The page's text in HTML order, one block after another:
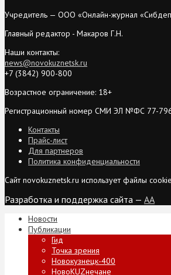
Учредитель — ООО «Онлайн-журнал
Главный редактор - Макаров Г.Н.
Наши контакты:
news@novokuznetsk.ru
+7 (3842) 900-800
Возрастное ограничение: 18+
Регистрационный номер СМИ ЭЛ №ФС 77-
Контакты
Прайс-лист
Для партнеров
Политика конфиденциальности
Сайт novokuznetsk.ru использует файлы
Разработка и поддержка сайта — AA
Новости
Публикации
Гид
Точка зрения
Новокузнецк-400
НовоKUZнечане